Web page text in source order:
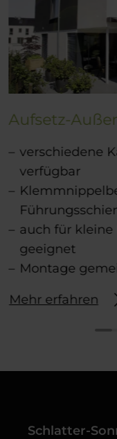
Aufsetz-
verschiedene
verfügbar
auch für
geeignet
Montage
Mehr erfahren
Schlatter-